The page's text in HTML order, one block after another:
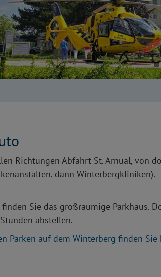
Richtungen Abfahrt St. Arnual, von
dann Winterbergkliniken).
Sie das großräumige Parkhaus.
abstellen.
Parken auf dem Winterberg finden Sie